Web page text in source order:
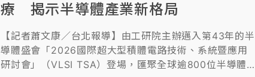
療 揭示半導體產業新格局
【記者蕭文康／台北報導】由工研院主辦邁入第43年的半
導體盛會「2026國際超大型積體電路技術、系統暨應用
研討會」（VLSI TSA）登場，匯聚全球逾800位半導體